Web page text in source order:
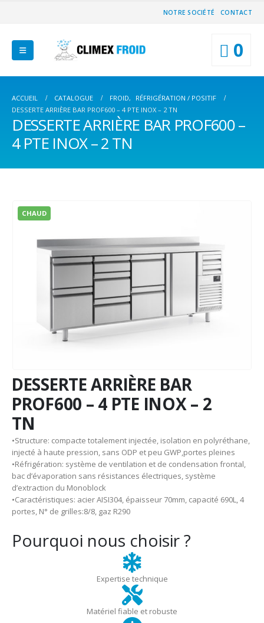
NOTRE SOCIÉTÉ CONTACT
0
ACCUEIL CATALOGUE FROID,
RÉFRIGÉRATION / POSITIF
DESSERTE ARRIÈRE BAR PROF600 – 4 PTE INOX – 2 TN
DESSERTE ARRIÈRE BAR PROF600 –
4 PTE INOX – 2 TN
CHAUD
DESSERTE ARRIÈRE BAR
PROF600 – 4 PTE INOX – 2
TN
•Structure: compacte totalement injectée, isolation en polyréthane,
injecté à haute pression, sans ODP et peu GWP,portes pleines
•Réfrigération: système de ventilation et de condensation frontal,
bac d’évaporation sans résistances électriques, système
d’extraction du Monoblock
•Caractéristiques: acier AISI304, épaisseur 70mm, capacité 690L, 4
portes, N° de grilles:8/8, gaz R290
Pourquoi nous choisir ?
Expertise technique
Matériel fiable et robuste